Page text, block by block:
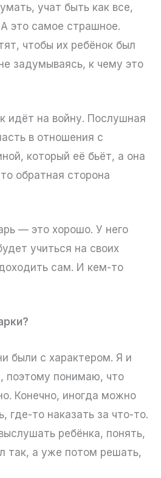
учат быть как все,
это самое страшное.
чтобы их ребёнок был
задумываясь, к чему это
идёт на войну. Послушная
в отношения с
который её бьёт, а она
обратная сторона
— это хорошо. У него
учиться на своих
сам. И кем-то
были с характером. Я и
поэтому понимаю, что
Конечно, иногда можно
где-то наказать за что-то.
ребёнка, понять,
так, а уже потом решать,